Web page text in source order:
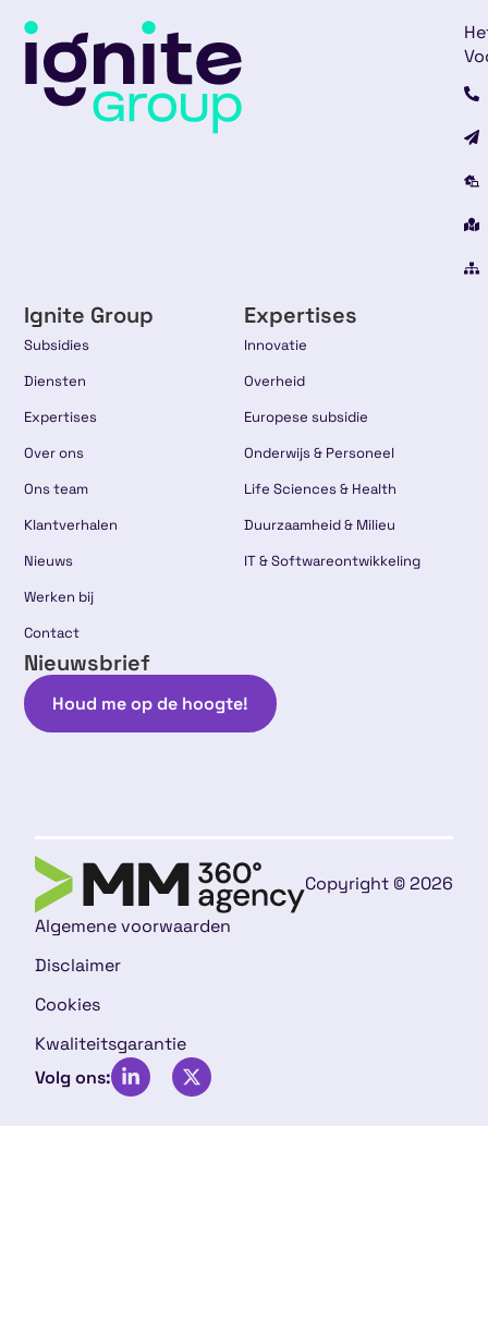
Ignite Group
Subsidies
Diensten
Expertises
Over ons
Ons team
Klantverhalen
Nieuws
Werken bij
Contact
Expertises
Innovatie
Overheid
Europese subsidie
Onderwijs & Personeel
Life Sciences & Health
Duurzaamheid & Milieu
IT & Softwareontwikkeling
Nieuwsbrief
Houd me op de hoogte!
Copyright © 2026
Algemene voorwaarden
Disclaimer
Cookies
Kwaliteitsgarantie
Volg ons: